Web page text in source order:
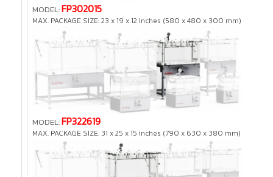
MODEL:FP302015
MAX. PACKAGE SIZE:23 x 19 x 12 inches (580 x 480 x 300 mm)
MODEL:FP322619
MAX. PACKAGE SIZE: 31 x 25 x 15 inches (790 x 630 x 380 mm)